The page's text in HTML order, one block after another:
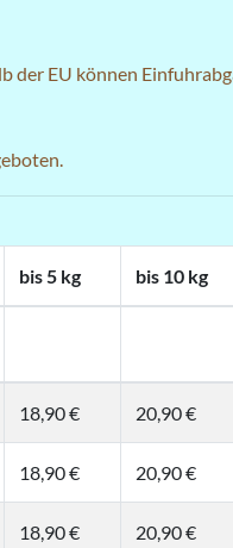
EU können
bis 5 kg bis 10 kg
18,90 € 20,90 €
18,90 € 20,90 €
18,90 € 20,90 €